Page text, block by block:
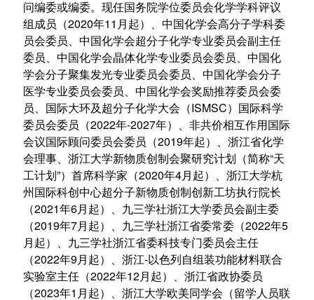
问编委或编委。现任国务院学位委员会化学学科评议
组成员（2020年11 月起）、中国化学会高分子学科委
员会委员、中国化学会超分子化学专业委员会副主任
委员、中国化学会晶体化学专业委员会委员、中国化
学会分子聚集发光专业委员会委员、中国化学会分子
医学专业委员会委员、中国化学会奖励推荐委员会委
员、国际大环及超分子化学大会（ISMSC）国际科学
委员会委员（2022年-2027年）、非共价相互作用国际
会议国际顾问委员会委员（2019年起）、浙江省化学
会理事、浙江大学新物质创制会聚研究计划（简称“天
工计划 ”）首席科学家（2020年4月起）、浙江大学杭
州国际科创中心超分子新物质创制创新工坊执行院长
（2021年6月起）、九三学社浙江大学委员会副主委
（2019年7月起）、九三学社浙江省委常委（2022年5
月起）、九三学社浙江省委科技专门委员会主任
（2022年9月起）、浙江-以色列自组装功能材料联合
实验室主任（2022年12月起）、浙江省政协委员
（2023年1 月起）、浙江大学欧美同学会（留学人员联